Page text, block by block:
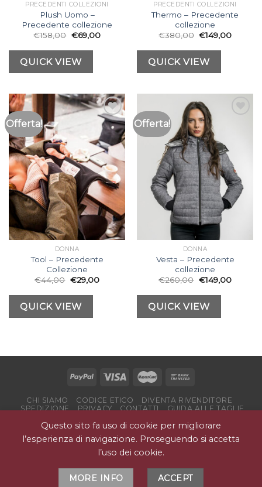
PRECEDENTI COLLEZIONI
Plush Uomo –
Precedente collezione
€158,00 €69,00
QUICK VIEW
PRECEDENTI COLLEZIONI
Thermo – Precedente
collezione
€380,00 €149,00
QUICK VIEW
Offerta!
Aggiungi
alla lista
dei
desideri
DONNA
Tool – Precedente
Collezione
€44,00 €29,00
QUICK VIEW
Offerta!
desideri
DONNA
Vesta – Precedente
collezione
€260,00 €149,00
QUICK VIEW
CHI SIAMO CODICE ETICO
DIVENTA RIVENDITORE
SPEDIZIONE
PRIVACY CONTATTI GUIDA ALLE TAGLIE
Copyright ©Quagga - Unique Europe licenziatario marchio Quagga
Questo sito fa uso di cookie per migliorare
l’esperienza di navigazione. Proseguendo si accetta
l’uso dei cookie.
MORE INFO ACCEPT